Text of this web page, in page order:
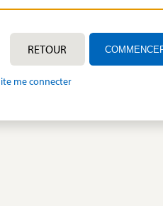
RETOUR
me connecter